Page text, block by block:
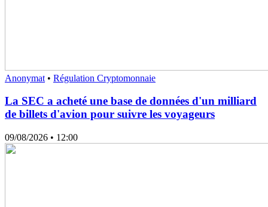
Anonymat • Régulation Cryptomonnaie
La SEC a acheté une base de données d'un milliard
de billets d'avion pour suivre les voyageurs
09/08/2026 • 12:00